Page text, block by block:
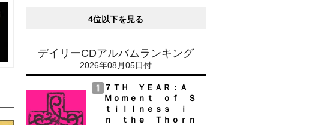
4位以下を見る
デイリーCDアルバムランキング
2026年08月05日付
７ＴＨ ＹＥＡＲ：Ａ
Ｍｏｍｅｎｔ ｏｆ Ｓ
ｔｉｌｌｎｅｓｓ ｉ
ｎ ｔｈｅ Ｔｈｏｒｎ